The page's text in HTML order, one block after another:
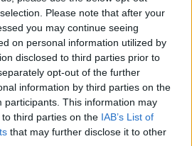
Please note that after your
you may continue seeing
on personal information utilized by
disclosed to third parties prior to
opt-out of the further
information by third parties on the
participants. This information may
third parties on the IAB’s List of
that may further disclose it to other